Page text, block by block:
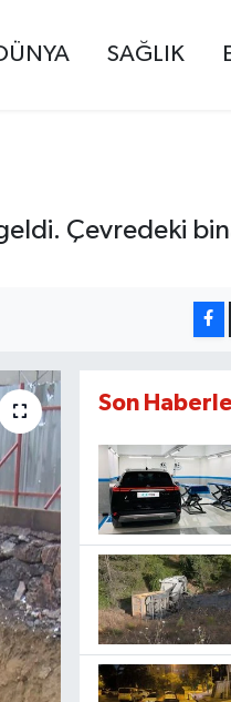
SAĞLIK
Çevredeki
Son